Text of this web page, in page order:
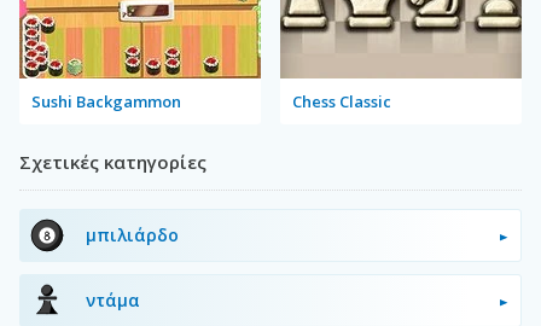
Sushi Backgammon Chess Classic
Σχετικές κατηγορίες
μπιλιάρδο
ντάμα